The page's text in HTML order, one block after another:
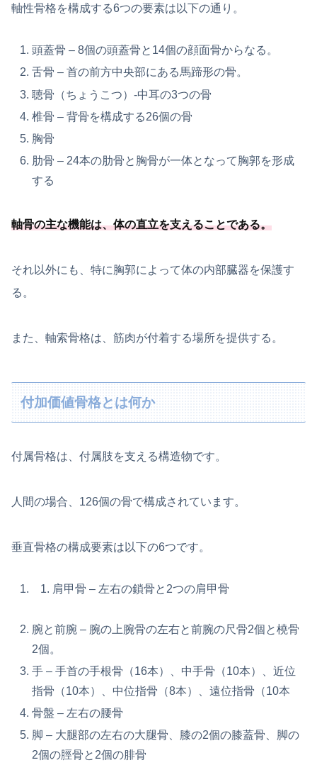
軸性骨格を構成する6つの要素は以下の通り。
頭蓋骨 – 8個の頭蓋骨と14個の顔面骨からなる。
舌骨 – 首の前方中央部にある馬蹄形の骨。
聴骨（ちょうこつ）-中耳の3つの骨
椎骨 – 背骨を構成する26個の骨
胸骨
肋骨 – 24本の肋骨と胸骨が一体となって胸郭を形成
する
軸骨の主な機能は、体の直立を支えることである。
それ以外にも、特に胸郭によって体の内部臓器を保護す
る。
また、軸索骨格は、筋肉が付着する場所を提供する。
付加価値骨格とは何か
付属骨格は、付属肢を支える構造物です。
人間の場合、126個の骨で構成されています。
垂直骨格の構成要素は以下の6つです。
肩甲骨 – 左右の鎖骨と2つの肩甲骨
腕と前腕 – 腕の上腕骨の左右と前腕の尺骨2個と橈骨
2個。
手 – 手首の手根骨（16本）、中手骨（10本）、近位
指骨（10本）、中位指骨（8本）、遠位指骨（10本
骨盤 – 左右の腰骨
脚 – 大腿部の左右の大腿骨、膝の2個の膝蓋骨、脚の
2個の脛骨と2個の腓骨